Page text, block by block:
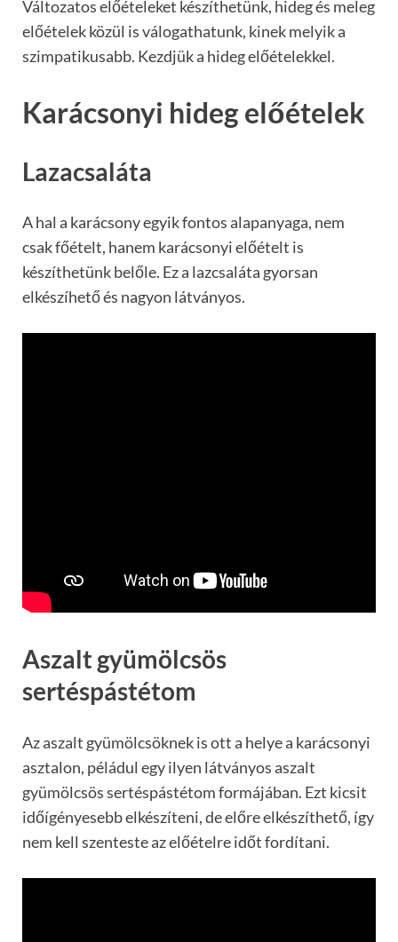
Változatos előételeket készíthetünk, hideg és meleg
előételek közül is válogathatunk, kinek melyik a
szimpatikusabb. Kezdjük a hideg előételekkel.
Karácsonyi hideg előételek
Lazacsaláta
A hal a karácsony egyik fontos alapanyaga, nem
csak főételt, hanem karácsonyi előételt is
készíthetünk belőle. Ez a lazcsaláta gyorsan
elkészíhető és nagyon látványos.
Aszalt gyümölcsös
sertéspástétom
Az aszalt gyümölcsöknek is ott a helye a karácsonyi
asztalon, péládul egy ilyen látványos aszalt
gyümölcsös sertéspástétom formájában. Ezt kicsit
időígényesebb elkészíteni, de előre elkészíthető, így
nem kell szenteste az előételre időt fordítani.